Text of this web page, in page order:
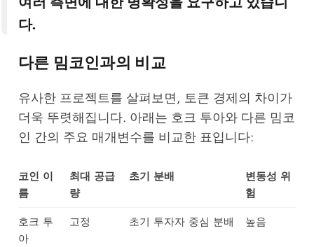
다.
다른 밈코인과의 비교
유사한 프로젝트를 살펴보면, 토큰 경제의 차이가
더욱 뚜렷해집니다. 아래는 호크 투아와 다른 밈코
인 간의 주요 매개변수를 비교한 표입니다:
코인 이
름
최대 공급
량
초기 분배
변동성 위
험
호크 투
아
고정 초기 투자자 중심 분배 높음